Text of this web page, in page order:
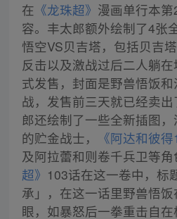
在 《龙珠超》 漫画单行本
容。丰太郎额外绘制了4张
悟空VS贝吉塔，包括贝吉
反击以及激战过后二人躺
式发售，封面是野兽悟饭
战，发售前三天就已经卖
郎还绘制了一些全新插图，
的贮金战士，
《阿达和彼得
及阿拉蕾和则卷千兵卫等角
超》 103话在这一卷中，标
承」，在这一话里野兽悟
眼，如暴怒后一拳重击自